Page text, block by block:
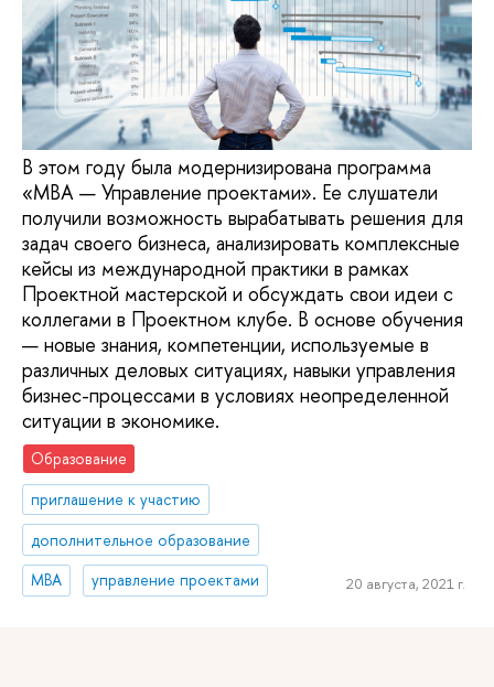
В этом году была модернизирована программа
«МВА — Управление проектами». Ее слушатели
получили возможность вырабатывать решения для
задач своего бизнеса, анализировать комплексные
кейсы из международной практики в рамках
Проектной мастерской и обсуждать свои идеи с
коллегами в Проектном клубе. В основе обучения
— новые знания, компетенции, используемые в
различных деловых ситуациях, навыки управления
бизнес-процессами в условиях неопределенной
ситуации в экономике.
Образование
приглашение к участию
дополнительное образование
MBA
управление проектами 20 августа, 2021 г.